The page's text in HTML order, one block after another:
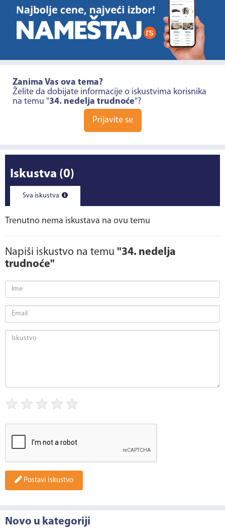
Zanima Vas ova tema?
Želite da dobijate informacije o iskustvima korisnika
na temu "34. nedelja trudnoće"?
Prijavite se
Iskustva (0)
Sva iskustva
Trenutno nema iskustava na ovu temu
Napiši iskustvo na temu "34. nedelja
trudnoće"
★ ★ ★ ★ ★
Postavi iskustvo
Novo u kategoriji